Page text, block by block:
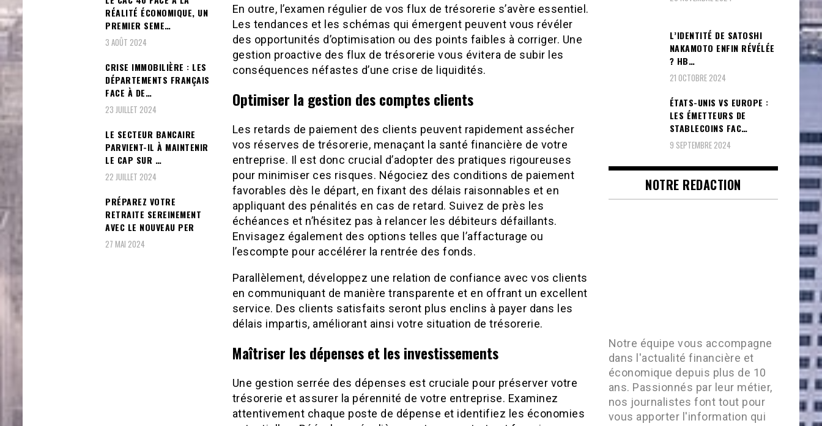
En outre, l’examen régulier de vos flux de trésorerie s’avère essentiel.
Les tendances et les schémas qui émergent peuvent vous révéler
des opportunités d’optimisation ou des points faibles à corriger. Une
gestion proactive des flux de trésorerie vous évitera de subir les
conséquences néfastes d’une crise de liquidités.
Optimiser la gestion des comptes clients
Les retards de paiement des clients peuvent rapidement assécher
vos réserves de trésorerie, menaçant la santé financière de votre
entreprise. Il est donc crucial d’adopter des pratiques rigoureuses
pour minimiser ces risques. Négociez des conditions de paiement
favorables dès le départ, en fixant des délais raisonnables et en
appliquant des pénalités en cas de retard. Suivez de près les
échéances et n’hésitez pas à relancer les débiteurs défaillants.
Envisagez également des options telles que l’affacturage ou
l’escompte pour accélérer la rentrée des fonds.
Parallèlement, développez une relation de confiance avec vos clients
en communiquant de manière transparente et en offrant un excellent
service. Des clients satisfaits seront plus enclins à payer dans les
délais impartis, améliorant ainsi votre situation de trésorerie.
Maîtriser les dépenses et les investissements
Une gestion serrée des dépenses est cruciale pour préserver votre
trésorerie et assurer la pérennité de votre entreprise. Examinez
attentivement chaque poste de dépense et identifiez les économies
RÉALITÉ ÉCONOMIQUE, UN
PREMIER SEME…
3 AOÛT 2024
CRISE IMMOBILIÈRE : LES
DÉPARTEMENTS FRANÇAIS
FACE À DE…
23 JUILLET 2024
LE SECTEUR BANCAIRE
PARVIENT-IL À MAINTENIR
LE CAP SUR …
22 JUILLET 2024
PRÉPAREZ VOTRE
RETRAITE SEREINEMENT
AVEC LE NOUVEAU PER
27 MAI 2024
L’IDENTITÉ DE SATOSHI
NAKAMOTO ENFIN RÉVÉLÉE
? HB…
21 OCTOBRE 2024
ÉTATS-UNIS VS EUROPE :
LES ÉMETTEURS DE
STABLECOINS FAC…
9 SEPTEMBRE 2024
NOTRE REDACTION
Notre équipe vous accompagne
dans l'actualité financière et
économique depuis plus de 10
ans. Passionnés par leur métier,
nos journalistes font tout pour
vous apporter l'information qui